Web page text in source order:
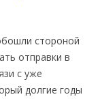
стороной
отправки в
с уже
долгие годы